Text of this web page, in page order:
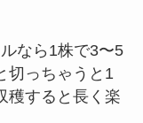
なら1株で3〜5
切っちゃうと1
穫すると長く楽